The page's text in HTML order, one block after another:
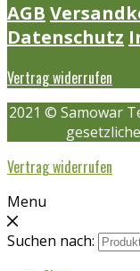
AGB
Datenschutz
Vertrag widerrufen
2021 © Samowar
Vertrag widerrufen
Menu
Suchen nach: